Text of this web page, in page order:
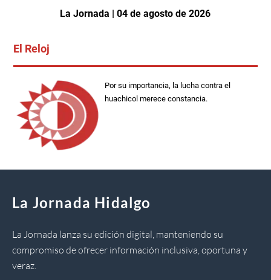
La Jornada | 04 de agosto de 2026
El Reloj
Por su importancia, la lucha contra el
huachicol merece constancia.
La Jornada Hidalgo
La Jornada lanza su edición digital, manteniendo su
compromiso de ofrecer información inclusiva, oportuna y
veraz.